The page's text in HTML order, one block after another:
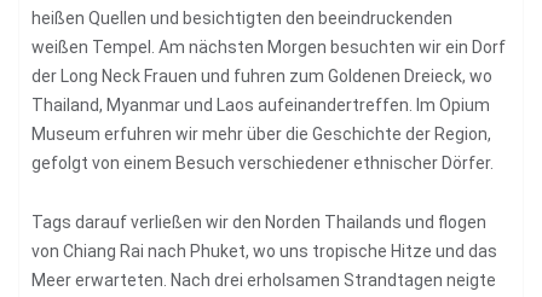
heißen Quellen und besichtigten den beeindruckenden
weißen Tempel. Am nächsten Morgen besuchten wir ein Dorf
der Long Neck Frauen und fuhren zum Goldenen Dreieck, wo
Thailand, Myanmar und Laos aufeinandertreffen. Im Opium
Museum erfuhren wir mehr über die Geschichte der Region,
gefolgt von einem Besuch verschiedener ethnischer Dörfer.
Tags darauf verließen wir den Norden Thailands und flogen
von Chiang Rai nach Phuket, wo uns tropische Hitze und das
Meer erwarteten. Nach drei erholsamen Strandtagen neigte